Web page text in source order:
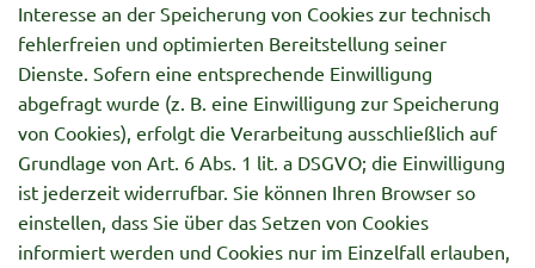
Interesse an der Speicherung von Cookies zur technisch
fehlerfreien und optimierten Bereitstellung seiner
Dienste. Sofern eine entsprechende Einwilligung
abgefragt wurde (z. B. eine Einwilligung zur Speicherung
von Cookies), erfolgt die Verarbeitung ausschließlich auf
Grundlage von Art. 6 Abs. 1 lit. a DSGVO; die Einwilligung
ist jederzeit widerrufbar. Sie können Ihren Browser so
einstellen, dass Sie über das Setzen von Cookies
informiert werden und Cookies nur im Einzelfall erlauben,